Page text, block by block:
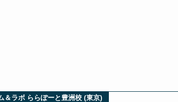
＆ラボ ららぽーと豊洲校 (東京)